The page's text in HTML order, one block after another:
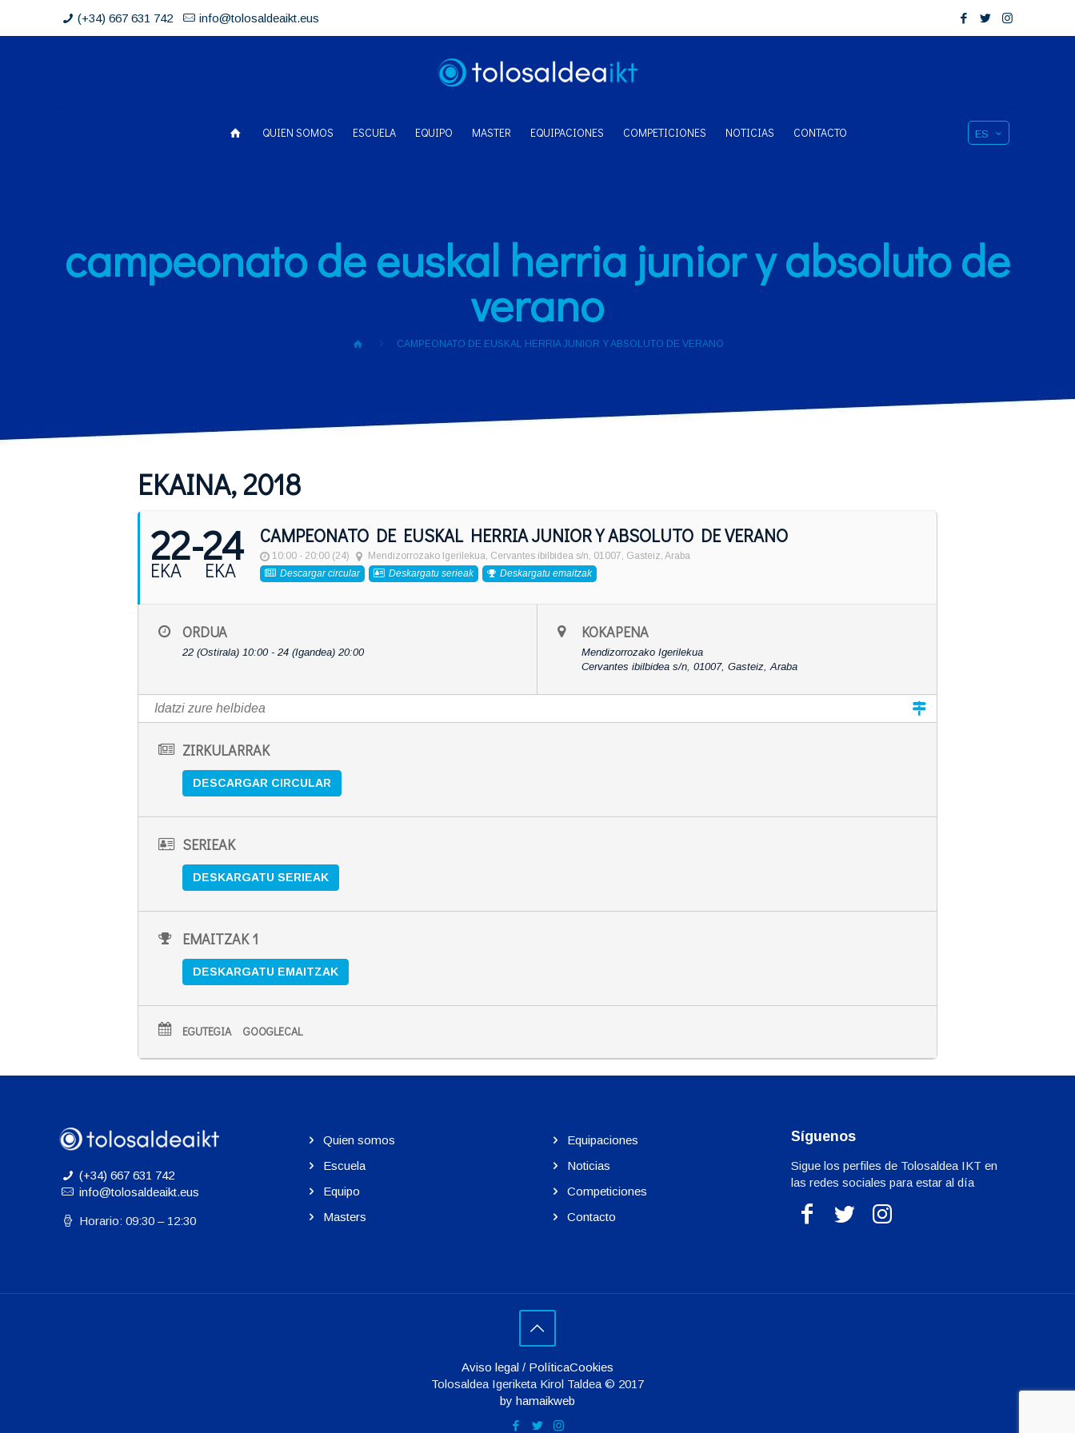
(+34) 667 631 742 info@tolosaldeaikt.eus
QUIEN SOMOS ESCUELA EQUIPO MASTER EQUIPACIONES COMPETICIONES NOTICIAS CONTACTO ES
campeonato de euskal herria junior y absoluto de
verano
CAMPEONATO DE EUSKAL HERRIA JUNIOR Y ABSOLUTO DE VERANO
EKAINA, 2018
22
EKA - 24
EKA
CAMPEONATO DE EUSKAL HERRIA JUNIOR Y ABSOLUTO DE VERANO
10:00 - 20:00 (24) Mendizorrozako Igerilekua, Cervantes ibilbidea s/n, 01007, Gasteiz, Araba
Descargar circular
Deskargatu serieak Deskargatu emaitzak
ORDUA
22 (Ostirala) 10:00 - 24 (Igandea) 20:00
KOKAPENA
Mendizorrozako Igerilekua
Cervantes ibilbidea s/n, 01007, Gasteiz, Araba
ZIRKULARRAK
DESCARGAR CIRCULAR
SERIEAK
DESKARGATU SERIEAK
EMAITZAK 1
DESKARGATU EMAITZAK
EGUTEGIA GOOGLECAL
(+34) 667 631 742
info@tolosaldeaikt.eus
Horario: 09:30 – 12:30
Quien somos
Escuela
Equipo
Masters
Equipaciones
Noticias
Competiciones
Contacto
Síguenos
Sigue los perfiles de Tolosaldea IKT en
las redes sociales para estar al día
Aviso legal/ PolíticaCookies
Tolosaldea Igeriketa Kirol Taldea © 2017
by hamaikweb